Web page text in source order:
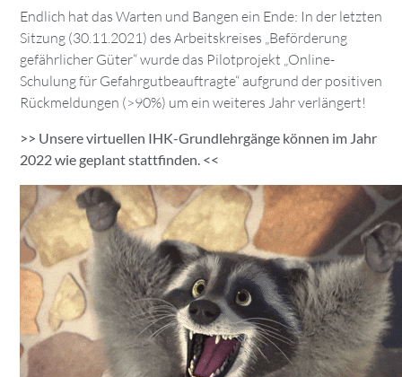
Endlich hat das Warten und Bangen ein Ende: In der letzten
Sitzung (30.11.2021) des Arbeitskreises „Beförderung
gefährlicher Güter“ wurde das Pilotprojekt „Online-
Schulung für Gefahrgutbeauftragte“ aufgrund der positiven
Rückmeldungen (>90%) um ein weiteres Jahr verlängert!
>> Unsere virtuellen IHK-Grundlehrgänge können im Jahr
2022 wie geplant stattfinden. <<